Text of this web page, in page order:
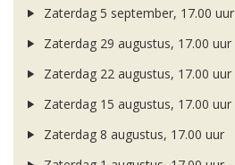
Zaterdag 5 september, 17.00 uur
Zaterdag 29 augustus, 17.00 uur
Zaterdag 22 augustus, 17.00 uur
Zaterdag 15 augustus, 17.00 uur
Zaterdag 8 augustus, 17.00 uur